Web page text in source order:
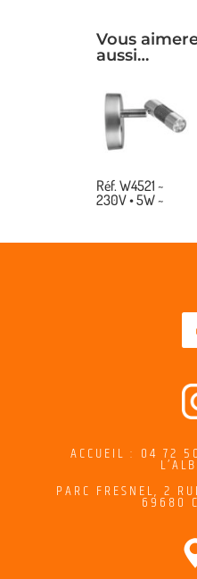
Vous
aussi…
Réf. W4521 ~
230V • 5W ~
ACCUEIL : 04 72
PARC FRESNEL, 2
69680